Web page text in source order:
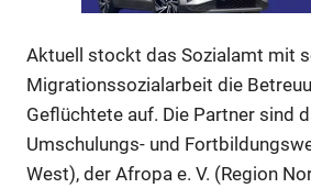
Anzeige
Aktuell stockt das Sozialamt mit
Migrationssozialarbeit die
Geflüchtete auf. Die Partner sind
Umschulungs- und
West), der Afropa e. V. (Region